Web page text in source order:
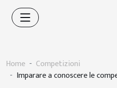
Home
Competizioni
Imparare a conoscere le